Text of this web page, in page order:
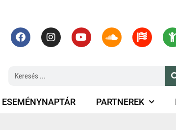
ESEMÉNYNAPTÁR PARTNEREK